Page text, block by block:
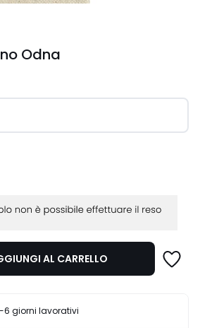
Odna
AL CARRELLO
6 giorni lavorativi